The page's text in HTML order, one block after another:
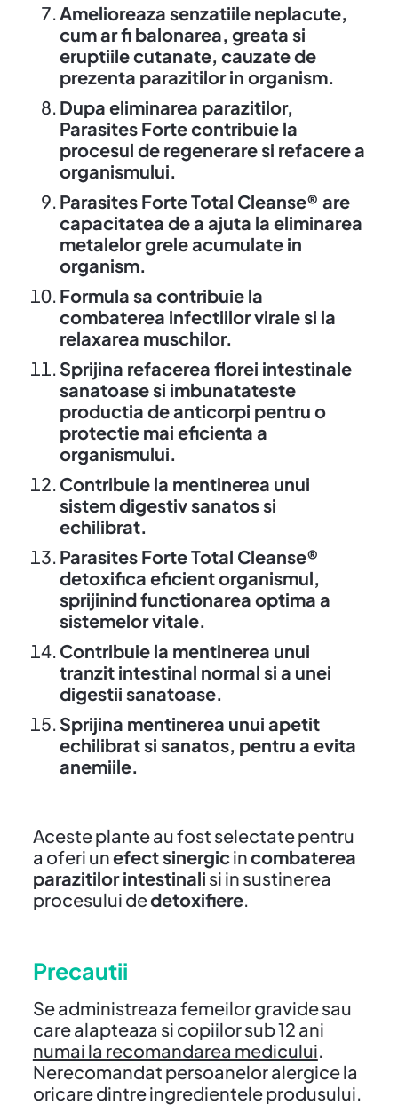
Amelioreaza senzatiile neplacute,
cum ar fi balonarea, greata si
eruptiile cutanate, cauzate de
prezenta parazitilor in organism.
Dupa eliminarea parazitilor,
Parasites Forte contribuie la
procesul de regenerare si refacere a
organismului.
Parasites Forte Total Cleanse® are
capacitatea de a ajuta la eliminarea
metalelor grele acumulate in
organism.
Formula sa contribuie la
combaterea infectiilor virale si la
relaxarea muschilor.
Sprijina refacerea florei intestinale
sanatoase si imbunatateste
productia de anticorpi pentru o
protectie mai eficienta a
organismului.
Contribuie la mentinerea unui
sistem digestiv sanatos si
echilibrat.
Parasites Forte Total Cleanse®
detoxifica eficient organismul,
sprijinind functionarea optima a
sistemelor vitale.
Contribuie la mentinerea unui
tranzit intestinal normal si a unei
digestii sanatoase.
Sprijina mentinerea unui apetit
echilibrat si sanatos, pentru a evita
anemiile.
Aceste plante au fost selectate pentru
a oferi unefect sinergicincombaterea
parazitilor intestinali si in sustinerea
procesului dedetoxifiere.
Precautii
Se administreaza femeilor gravide sau
care alapteaza si copiilor sub 12 ani
numai la recomandarea medicului.
Nerecomandat persoanelor alergice la
oricare dintre ingredientele produsului.